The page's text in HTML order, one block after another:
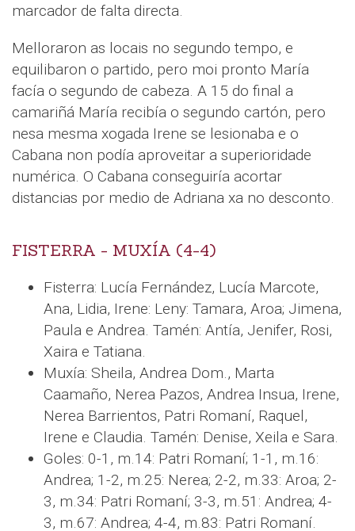
marcador de falta directa.
Melloraron as locais no segundo tempo, e
equilibaron o partido, pero moi pronto María
facía o segundo de cabeza. A 15 do final a
camariñá María recibía o segundo cartón, pero
nesa mesma xogada Irene se lesionaba e o
Cabana non podía aproveitar a superioridade
numérica. O Cabana conseguiría acortar
distancias por medio de Adriana xa no desconto.
FISTERRA - MUXÍA (4-4)
Fisterra: Lucía Fernández, Lucía Marcote,
Ana, Lidia, Irene: Leny: Tamara, Aroa; Jimena,
Paula e Andrea. Tamén: Antía, Jenifer, Rosi,
Xaira e Tatiana.
Muxía: Sheila, Andrea Dom., Marta
Caamaño, Nerea Pazos, Andrea Insua, Irene,
Nerea Barrientos, Patri Romaní, Raquel,
Irene e Claudia. Tamén: Denise, Xeila e Sara.
Goles: 0-1, m.14: Patri Romaní; 1-1, m.16:
Andrea; 1-2, m.25: Nerea; 2-2, m.33: Aroa; 2-
3, m.34: Patri Romaní; 3-3, m.51: Andrea; 4-
3, m.67: Andrea; 4-4, m.83: Patri Romaní.